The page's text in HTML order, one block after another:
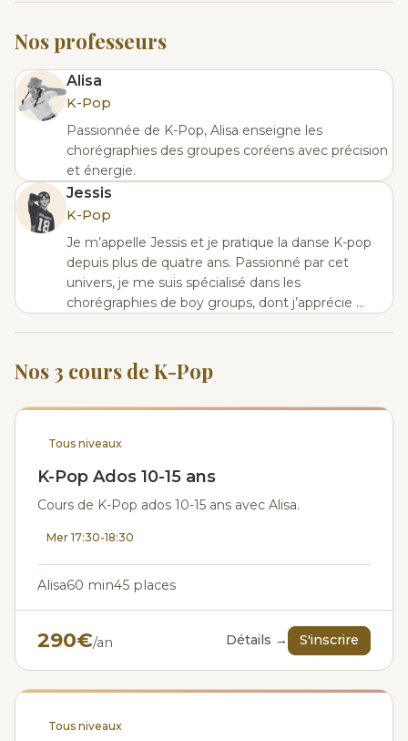
Nos professeurs
Alisa
K-Pop
Passionnée de K-Pop, Alisa enseigne les
chorégraphies des groupes coréens avec précision
et énergie.
Jessis
K-Pop
Je m’appelle Jessis et je pratique la danse K-pop
depuis plus de quatre ans. Passionné par cet
univers, je me suis spécialisé dans les
chorégraphies de boy groups, dont j’apprécie ...
Nos 3 cours de K-Pop
Tous niveaux
K-Pop Ados 10-15 ans
Cours de K-Pop ados 10-15 ans avec Alisa.
Mer 17:30-18:30
Alisa60 min45 places
290€/an Détails → S'inscrire
Tous niveaux